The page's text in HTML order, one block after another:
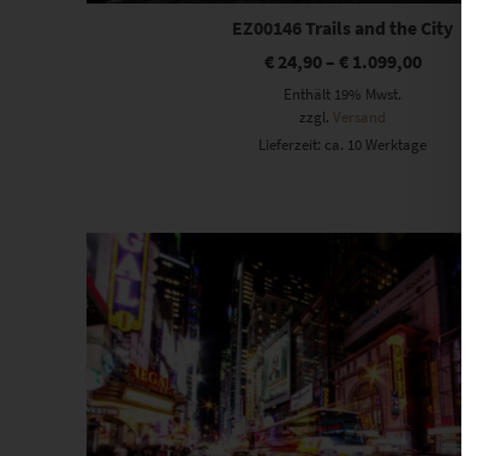
EZ00146 Trails and the City
€24,90– €1.099,00
Enthält 19% Mwst.
zzgl.Versand
Lieferzeit: ca. 10 Werktage
Dieses Produkt weist mehrere Varianten auf. Die Optionen können auf der Produktseite gewählt werden